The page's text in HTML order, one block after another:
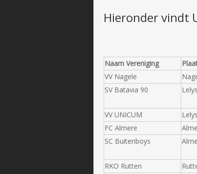
Hieronder vindt
Naam Vereniging
VV Nagele
SV Batavia 90
VV UNICUM
FC Almere
SC Buitenboys
RKO Rutten